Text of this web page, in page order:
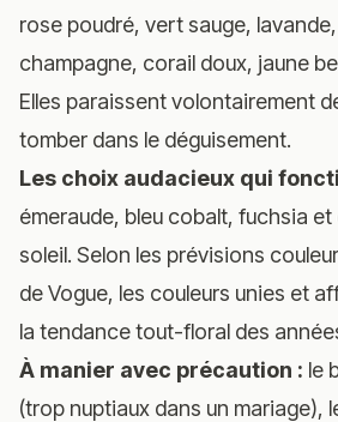
rose poudré, vert sauge,
champagne, corail doux, jaune
Elles paraissent volontairement
tomber dans le déguisement.
Les choix audacieux qui
émeraude, bleu cobalt, fuchsia
soleil. Selon les prévisions
de Vogue, les couleurs unies et
la tendance tout-floral des
À manier avec précaution : le
(trop nuptiaux dans un mariage),